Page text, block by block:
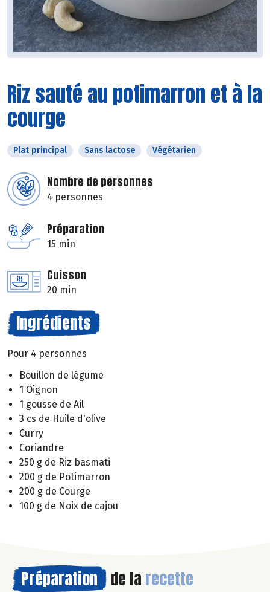
Riz sauté au potimarron et à la
courge
Plat principal Sans lactose Végétarien
Nombre de personnes
4 personnes
Préparation
15 min
Cuisson
20 min
Ingrédients
Pour 4 personnes
Bouillon de légume
1 Oignon
1 gousse de Ail
3 cs de Huile d'olive
Curry
Coriandre
250 g de Riz basmati
200 g de Potimarron
200 g de Courge
100 g de Noix de cajou
Préparation de la recette